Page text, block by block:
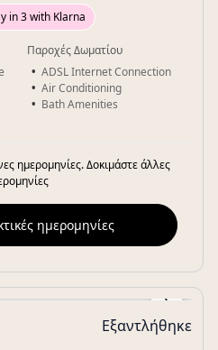
in 3 with Klarna
Παροχές Δωματίου
ADSL Internet Connection
Air Conditioning
Bath Amenities
ημερομηνίες. Δοκιμάστε άλλες
ημερομηνίες
›
Εξαντλήθηκε